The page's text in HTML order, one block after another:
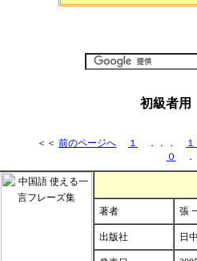
初級者
＜＜ 前のページへ １ ．．．
０
著者 張
出版社 日